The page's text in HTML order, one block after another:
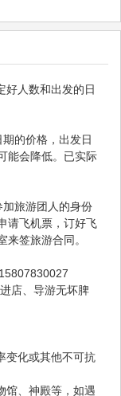
好人数和出发的日
的价格，出发日
能会降低。已实际
加旅游团人的身份
请飞机票，订好飞
签旅游合同。
【4】我们的客服联系电话：15077307201 15807830027
店、导游无坏脾